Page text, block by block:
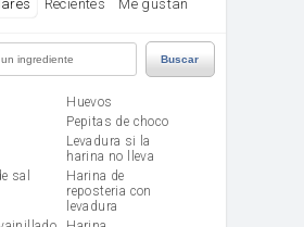
Recientes Me gustan
Buscar
huevos
Pepitas de choco
Levadura si la
harina no lleva
sal
Harina de
reposteria con
levadura